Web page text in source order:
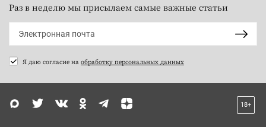
Раз в неделю мы присылаем самые важные статьи
Я даю согласие на обработку персональных данных
18+